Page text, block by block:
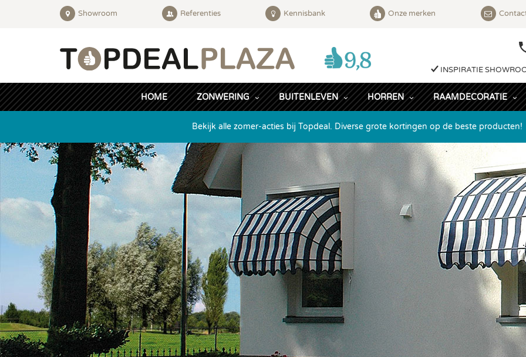
Showroom Referenties Kennisbank Onze merken
INSPIRATIE
HOME ZONWERING BUITENLEVEN HORREN RAAMDECORATIE
Bekijk alle zomer-acties bij Topdeal. Diverse grote kortingen op de beste producten!